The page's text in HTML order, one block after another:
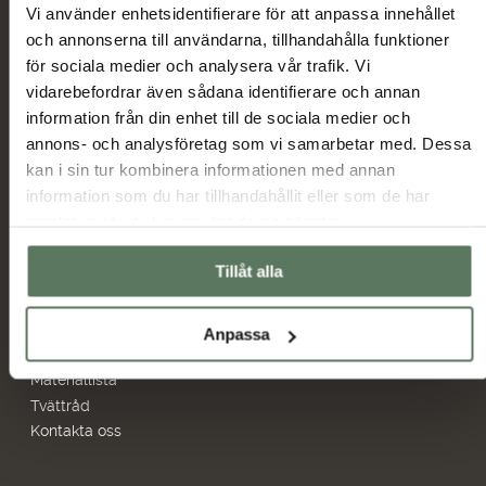
Vi använder enhetsidentifierare för att anpassa innehållet
och annonserna till användarna, tillhandahålla funktioner
för sociala medier och analysera vår trafik. Vi
vidarebefordrar även sådana identifierare och annan
information från din enhet till de sociala medier och
annons- och analysföretag som vi samarbetar med. Dessa
kan i sin tur kombinera informationen med annan
information som du har tillhandahållit eller som de har
Tillåt alla
Anpassa
Huvudmeny
Sommarrea
Dam
Herr
Information
Miljö & hållbarhet
Allmänna villkor
Ambassadörer
Frågor & svar
Materiallista
Tvättråd
Kontakta oss
Återförsäljare
Hitta butiker
Bildbank
Skicka